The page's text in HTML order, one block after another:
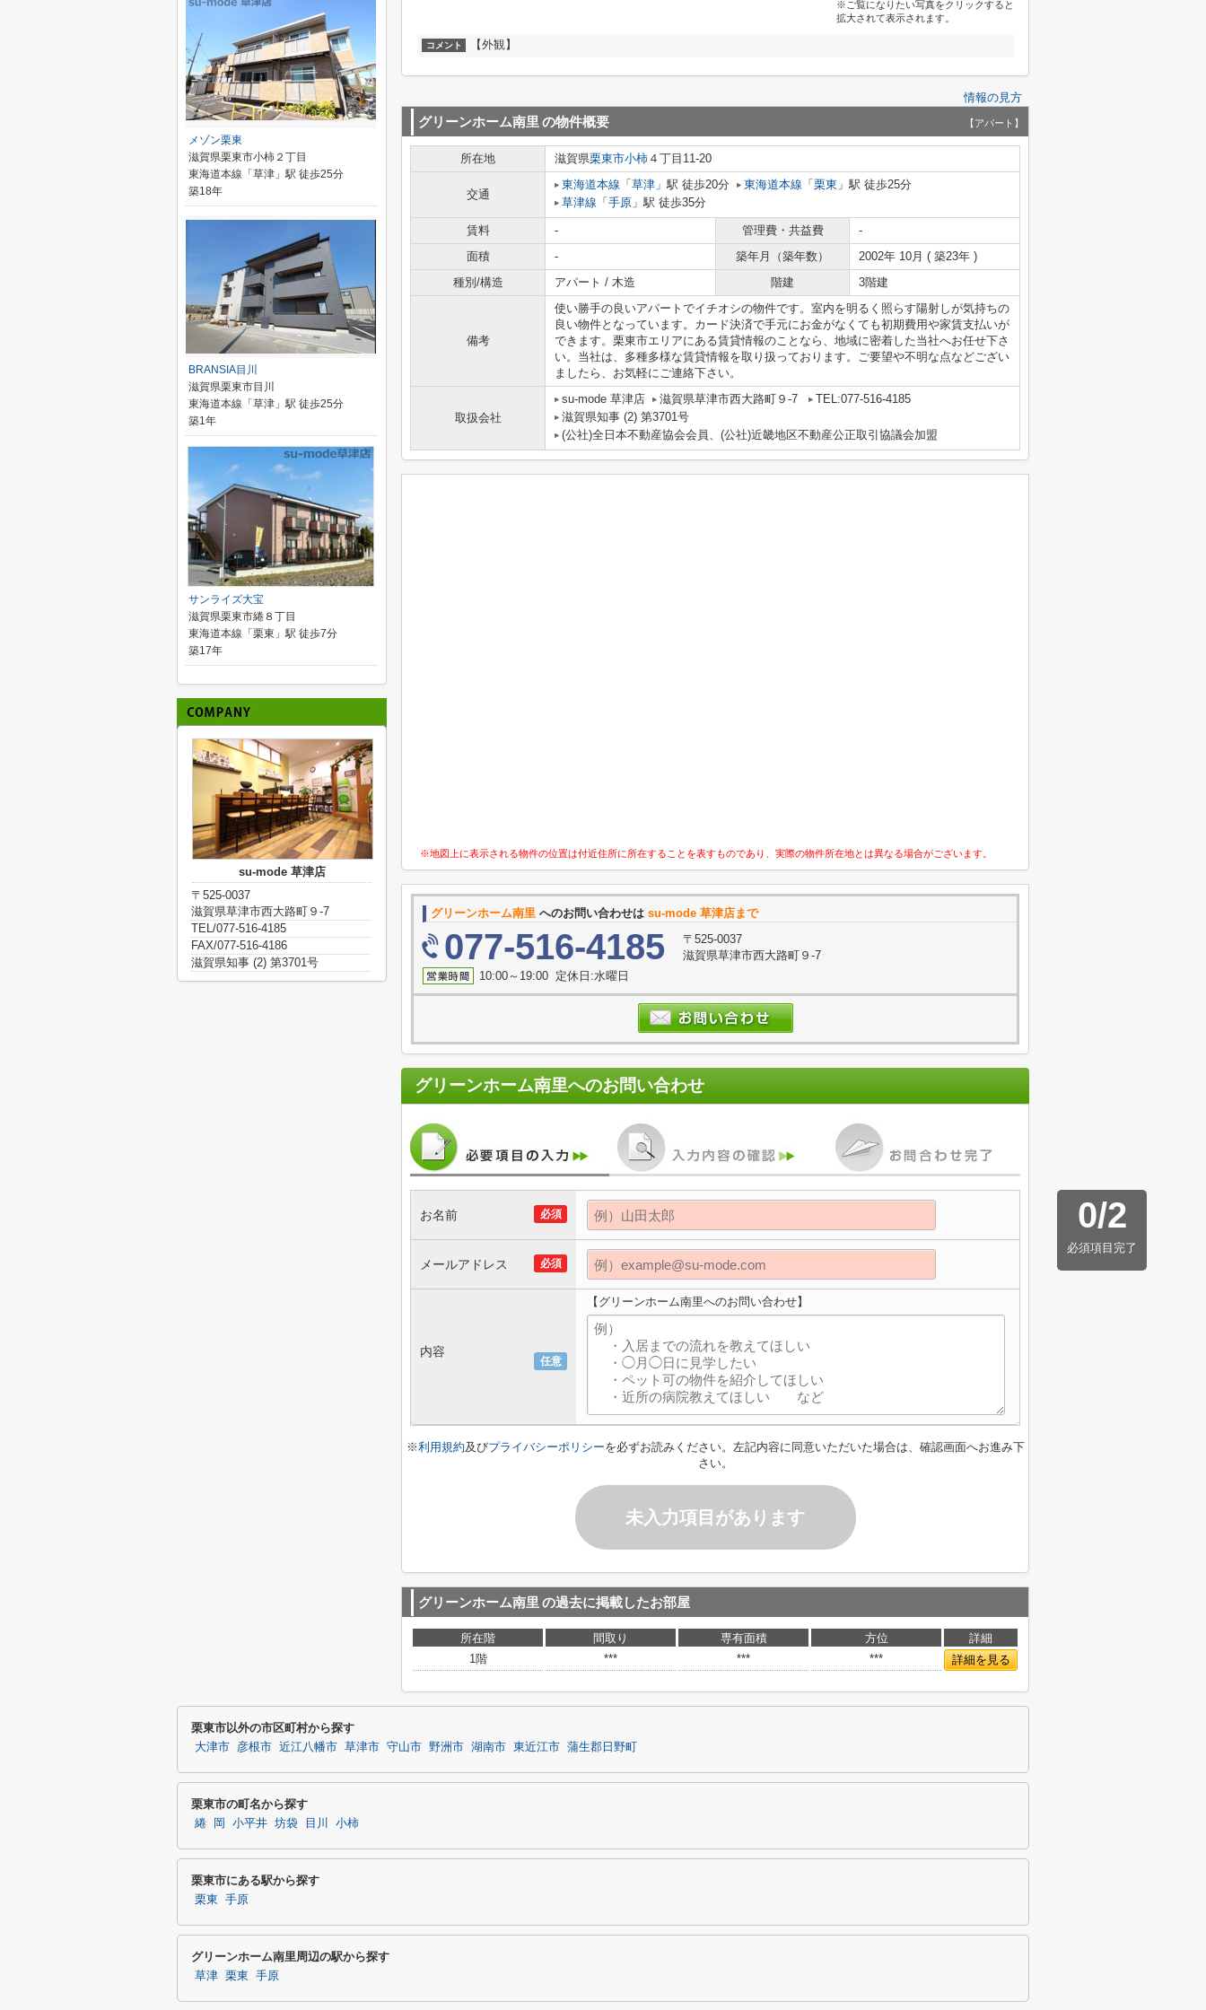
※ご覧になりたい写真をクリックすると
拡大されて表示されます。
コメント 【外観】
情報の見方
グリーンホーム南里 の物件概要 【アパート】
所在地 滋賀県栗東市小柿 ４丁目11-20
交通
東海道本線 「 草津 」駅 徒歩20分 東海道本線 「 栗東 」駅 徒歩25分
草津線 「 手原 」駅 徒歩35分
賃料 - 管理費・共益費
-
面積
- 築年月（築年数）
2002年 10月 ( 築23年 )
種別/構造
アパート / 木造 階建 3階建
備考
使い勝手の良いアパートでイチオシの物件です。室内を明るく照らす陽射しが気持ちの
良い物件となっています。カード決済で手元にお金がなくても初期費用や家賃支払いが
できます。栗東市エリアにある賃貸情報のことなら、地域に密着した当社へお任せ下さ
い。当社は、多種多様な賃貸情報を取り扱っております。ご要望や不明な点などござい
ましたら、お気軽にご連絡下さい。
取扱会社
su-mode 草津店 滋賀県草津市西大路町９-7
TEL:077-516-4185
滋賀県知事 (2) 第3701号
(公社)全日本不動産協会会員、(公社)近畿地区不動産公正取引協議会加盟
※地図上に表示される物件の位置は付近住所に所在することを表すものであり、実際の物件所在地とは異なる場合がございます。
グリーンホーム南里 へのお問い合わせは su-mode 草津店まで
077-516-4185
〒525-0037
滋賀県草津市西大路町９-7
10:00～19:00 定休日:水曜日
グリーンホーム南里へのお問い合わせ
0/2
必須項目完了
必須
お名前
必須
メールアドレス
任意
内容
【グリーンホーム南里へのお問い合わせ】
※利用規約及びプライバシーポリシーを必ずお読みください。左記内容に同意いただいた場合は、確認画面へお進み下
さい。
未入力項目があります
グリーンホーム南里 の過去に掲載したお部屋
所在階 間取り 専有面積 方位
詳細
1階
*** *** *** 詳細を見る
メゾン栗東
滋賀県栗東市小柿２丁目
東海道本線「草津」駅 徒歩25分
築18年
BRANSIA目川
滋賀県栗東市目川
東海道本線「草津」駅 徒歩25分
築1年
サンライズ大宝
滋賀県栗東市綣８丁目
東海道本線「栗東」駅 徒歩7分
築17年
su-mode 草津店
〒525-0037
滋賀県草津市西大路町９-7
TEL/077-516-4185
FAX/077-516-4186
滋賀県知事 (2) 第3701号
栗東市以外の市区町村から探す
大津市 彦根市 近江八幡市 草津市 守山市 野洲市 湖南市 東近江市 蒲生郡日野町
栗東市の町名から探す
綣 岡 小平井 坊袋 目川 小柿
栗東市にある駅から探す
栗東 手原
グリーンホーム南里周辺の駅から探す
草津 栗東 手原